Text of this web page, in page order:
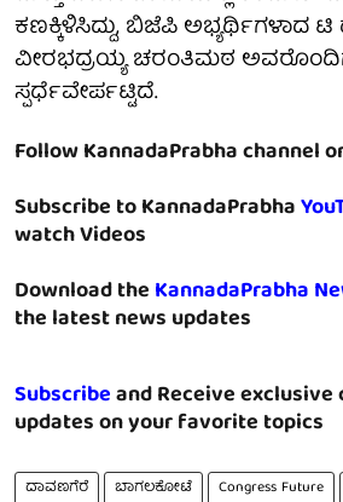
ಕಣಕ್ಕಿಳಿಸಿದ್ದು, ಬಿಜೆಪಿ ಅಭ್ಯರ್ಥಿಗಳಾದ
ವೀರಭದ್ರಯ್ಯ ಚರಂತಿಮಠ
ಸ್ಪರ್ಧೆವೇರ್ಪಟ್ಟಿದೆ.
Follow KannadaPrabha channel
Subscribe to KannadaPrabha
watch Videos
Download theKannadaPrabha
the latest news updates
Subscribeand Receive
updates on your favorite topics
ದಾವಣಗೆರೆ ಬಾಗಲಕೋಟೆ Congress Future